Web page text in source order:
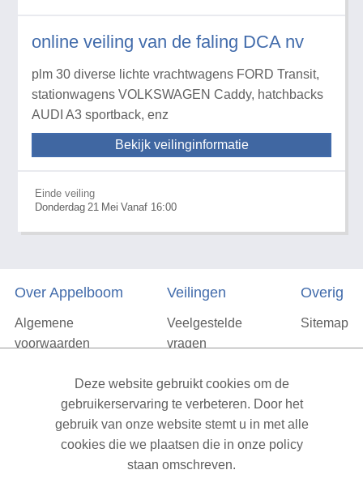
online veiling van de faling DCA nv
plm 30 diverse lichte vrachtwagens FORD Transit,
stationwagens VOLKSWAGEN Caddy, hatchbacks
AUDI A3 sportback, enz
Bekijk veilinginformatie
Einde veiling
Donderdag 21 Mei Vanaf 16:00
Over Appelboom
Algemene
voorwaarden
Vacatures
Contact
Veilingen
Veelgestelde
vragen
Overig
Sitemap
| All rights reserved v1.7.6 (NAD-WEB-1)
Deze website gebruikt cookies om de
gebruikerservaring te verbeteren. Door het
gebruik van onze website stemt u in met alle
cookies die we plaatsen die in onze policy
staan omschreven.